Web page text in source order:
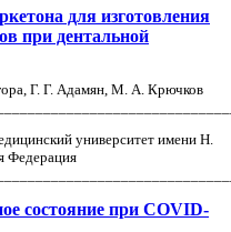
для изготовления
при дентальной
Г. Г. Адамян, М. А. Крючков
университет имени Н.
Федерация
состояние при COVID-